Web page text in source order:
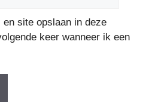
site opslaan in deze
keer wanneer ik een